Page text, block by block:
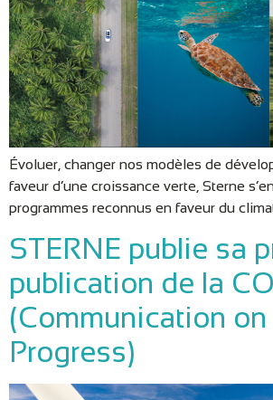
Évoluer, changer nos modèles de
faveur d’une croissance verte, Sterne
programmes reconnus en faveur du
STERNE publie sa
publication de la
(Communication on
Progress)